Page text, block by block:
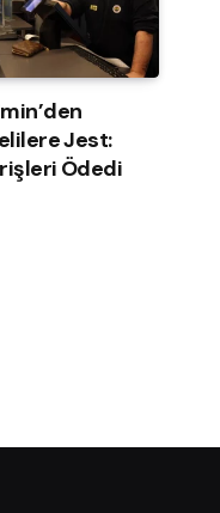
Jest:
Ödedi